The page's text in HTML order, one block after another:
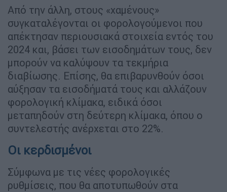
Από την άλλη, στους «χαμένους»
συγκαταλέγονται οι φορολογούμενοι που
απέκτησαν περιουσιακά στοιχεία εντός του
2024 και, βάσει των εισοδημάτων τους, δεν
μπορούν να καλύψουν τα τεκμήρια
διαβίωσης. Επίσης, θα επιβαρυνθούν όσοι
αύξησαν τα εισοδήματά τους και αλλάζουν
φορολογική κλίμακα, ειδικά όσοι
μεταπηδούν στη δεύτερη κλίμακα, όπου ο
συντελεστής ανέρχεται στο 22%.
Οι κερδισμένοι
Σύμφωνα με τις νέες φορολογικές
ρυθμίσεις, που θα αποτυπωθούν στα